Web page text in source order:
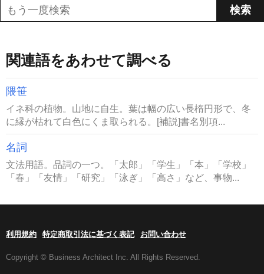
関連語をあわせて調べる
隈笹
イネ科の植物。山地に自生。葉は幅の広い長楕円形で、冬
に縁が枯れて白色にくま取られる。[補説]書名別項...
名詞
文法用語。品詞の一つ。「太郎」「学生」「本」「学校」
「春」「友情」「研究」「泳ぎ」「高さ」など、事物...
利用規約 特定商取引法に基づく表記 お問い合わせ
Copyright © Business Architect Inc. All Rights Reserved.